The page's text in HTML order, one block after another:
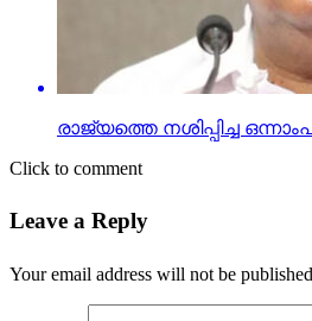
രാജ്യത്തെ നശിപ്പിച്ച
Click to comment
Leave a Reply
Your email address will not be